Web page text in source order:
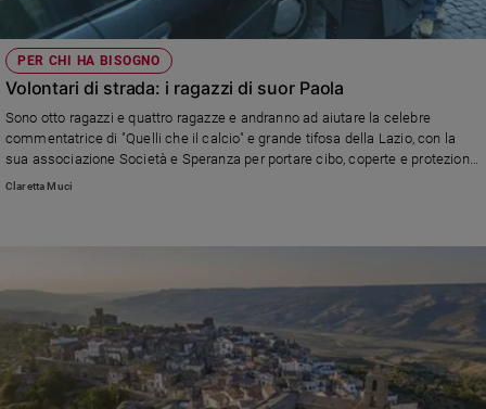
PER CHI HA BISOGNO
Volontari di strada: i ragazzi di suor Paola
Sono otto ragazzi e quattro ragazze e andranno ad aiutare la celebre
commentatrice di "Quelli che il calcio" e grande tifosa della Lazio, con la
sua associazione Società e Speranza per portare cibo, coperte e protezione
ai poveri che dormono e vivono lungo le sponde del Tevere e negli angoli
Claretta Muci